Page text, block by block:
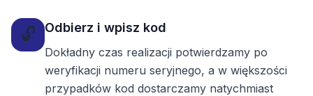
🔓 Odbierz i wpisz kod
Dokładny czas realizacji potwierdzamy po
weryfikacji numeru seryjnego, a w większości
przypadków kod dostarczamy natychmiast